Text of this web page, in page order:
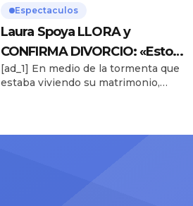
Espectaculos
Laura Spoya LLORA y
CONFIRMA DIVORCIO: «Esto
me sobrepasó»
[ad_1] En medio de la tormenta que
estaba viviendo su matrimonio,
que evidente, la ex reina de belleza